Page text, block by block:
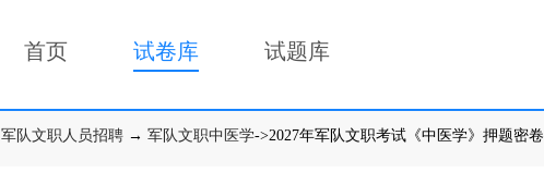
首页 试卷库 试题库
军队文职人员招聘 → 军队文职中医学->2027年军队文职考试《中医学》押题密卷